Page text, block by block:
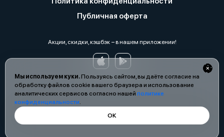
Мы используем куки.Пользуясь сайтом, вы даёте согласие на
обработку файлов cookie вашего браузера и использование
аналитических сервисов согласно нашей политике
конфиденциальности.
ОК
Публичная оферта
Акции, скидки, кэшбэк − в нашем приложении!